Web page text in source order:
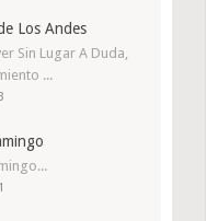
Los Andes
Sin Lugar A Duda,
...